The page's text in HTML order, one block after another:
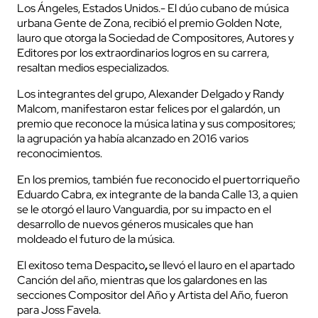
Los Ángeles, Estados Unidos.- El dúo cubano de música
urbana Gente de Zona, recibió el premio Golden Note,
lauro que otorga la Sociedad de Compositores, Autores y
Editores por los extraordinarios logros en su carrera,
resaltan medios especializados.
Los integrantes del grupo, Alexander Delgado y Randy
Malcom, manifestaron estar felices por el galardón, un
premio que reconoce la música latina y sus compositores;
la agrupación ya había alcanzado en 2016 varios
reconocimientos.
En los premios, también fue reconocido el puertorriqueño
Eduardo Cabra, ex integrante de la banda Calle 13, a quien
se le otorgó el lauro Vanguardia, por su impacto en el
desarrollo de nuevos géneros musicales que han
moldeado el futuro de la música.
El exitoso tema Despacito,se llevó el lauro en el apartado
Canción del año, mientras que los galardones en las
secciones Compositor del Año y Artista del Año, fueron
para Joss Favela.